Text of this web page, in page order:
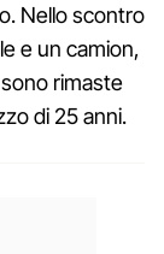
Nello scontro
e un camion,
rimaste
di 25 anni.